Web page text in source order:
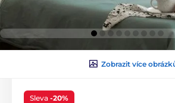
Zobrazit více
Sleva -20%